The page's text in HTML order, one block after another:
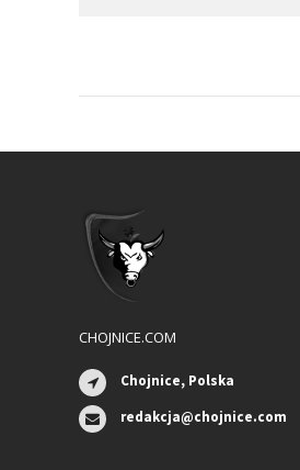
CHOJNICE.COM
Chojnice, Polska
redakcja@chojnice.com